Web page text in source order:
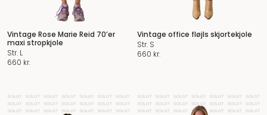
Vintage Rose Marie Reid 70’er
maxi stropkjole
Str. L
660 kr.
Vintage office fløjls skjortekjole
Str. S
660 kr.